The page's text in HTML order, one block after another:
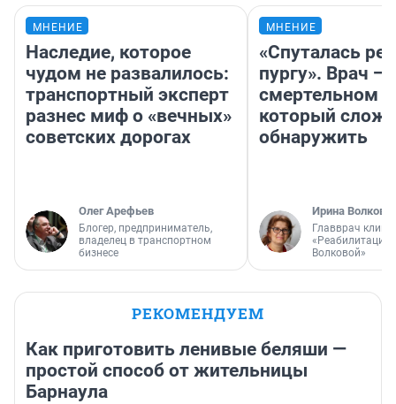
МНЕНИЕ
Наследие, которое
чудом не развалилось:
транспортный эксперт
разнес миф о «вечных»
советских дорогах
Олег Арефьев
Блогер, предприниматель,
владелец в транспортном
бизнесе
МНЕНИЕ
«Спуталась
пургу». Врач —
смертельном
который
обнаружить
Ирина Волкова
Главврач
«Реабилитация
Волковой»
РЕКОМЕНДУЕМ
Как приготовить ленивые беляши —
простой способ от жительницы
Барнаула